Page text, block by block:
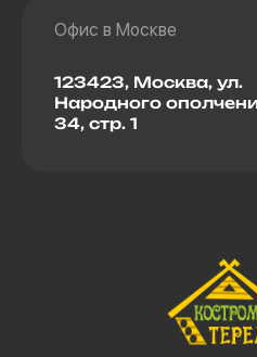
Офис в Москве
123423, Москва, ул.
Народного
34, стр. 1